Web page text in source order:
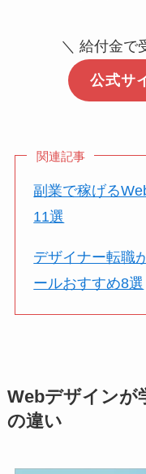
＼ 給付金で
公式サ
関連記事
副業で稼げる
11選
デザイナー転職
ールおすすめ8選
Webデザインが
の違い